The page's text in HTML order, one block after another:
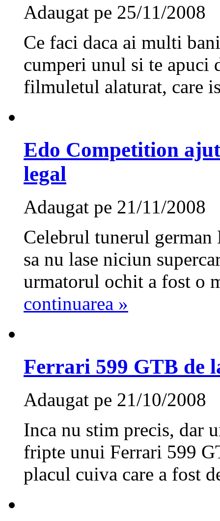
Adaugat pe 25/11/2008
Ce faci daca ai multi
cumperi unul si te apuci
filmuletul alaturat, care
Edo Competition
legal
Adaugat pe 21/11/2008
Celebrul tunerul
sa nu lase niciun
urmatorul ochit a fost o
continuarea »
Ferrari 599 GTB de
Adaugat pe 21/10/2008
Inca nu stim precis, dar
fripte unui Ferrari 599
placul cuiva care a fost